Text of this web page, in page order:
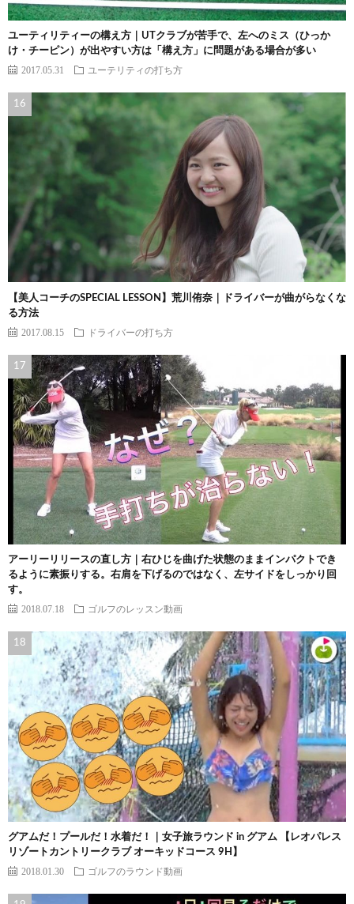
ユーティリティーの構え方｜UTクラブが苦手で、左へのミス（ひっか
け・チーピン）が出やすい方は「構え方」に問題がある場合が多い
2017.05.31 ユーテリティの打ち方
【美人コーチのSPECIAL LESSON】荒川侑奈｜ドライバーが曲がらなくな
る方法
2017.08.15 ドライバーの打ち方
アーリーリリースの直し方｜右ひじを曲げた状態のままインパクトでき
るように素振りする。右肩を下げるのではなく、左サイドをしっかり回
す。
2018.07.18 ゴルフのレッスン動画
グアムだ！プールだ！水着だ！｜女子旅ラウンド in グアム 【レオパレス
リゾートカントリークラブ オーキッドコース 9H】
2018.01.30 ゴルフのラウンド動画